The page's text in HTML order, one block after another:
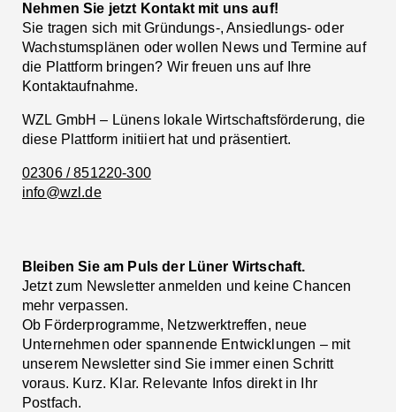
Nehmen Sie jetzt Kontakt mit uns auf!
Sie tragen sich mit Gründungs-, Ansiedlungs- oder
Wachstumsplänen oder wollen News und Termine auf
die Plattform bringen? Wir freuen uns auf Ihre
Kontaktaufnahme.
WZL GmbH – Lünens lokale Wirtschaftsförderung, die
diese Plattform initiiert hat und präsentiert.
02306 / 851220-300
info@wzl.de
Bleiben Sie am Puls der Lüner Wirtschaft.
Jetzt zum Newsletter anmelden und keine Chancen
mehr verpassen.
Ob Förderprogramme, Netzwerktreffen, neue
Unternehmen oder spannende Entwicklungen – mit
unserem Newsletter sind Sie immer einen Schritt
voraus. Kurz. Klar. Relevante Infos direkt in Ihr
Postfach.